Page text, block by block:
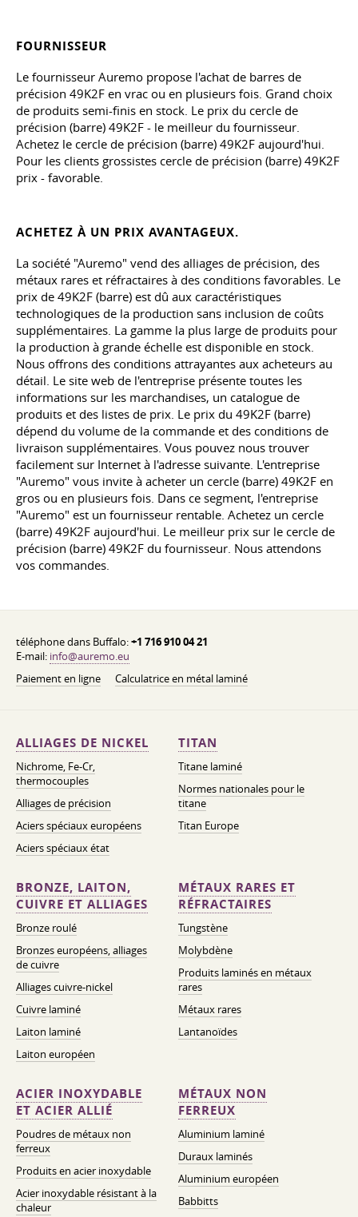
FOURNISSEUR
Le fournisseur Auremo propose l'achat de barres de
précision 49K2F en vrac ou en plusieurs fois. Grand choix
de produits semi-finis en stock. Le prix du cercle de
précision (barre) 49K2F - le meilleur du fournisseur.
Achetez le cercle de précision (barre) 49K2F aujourd'hui.
Pour les clients grossistes cercle de précision (barre) 49K2F
prix - favorable.
ACHETEZ À UN PRIX AVANTAGEUX.
La société "Auremo" vend des alliages de précision, des
métaux rares et réfractaires à des conditions favorables. Le
prix de 49K2F (barre) est dû aux caractéristiques
technologiques de la production sans inclusion de coûts
supplémentaires. La gamme la plus large de produits pour
la production à grande échelle est disponible en stock.
Nous offrons des conditions attrayantes aux acheteurs au
détail. Le site web de l'entreprise présente toutes les
informations sur les marchandises, un catalogue de
produits et des listes de prix. Le prix du 49K2F (barre)
dépend du volume de la commande et des conditions de
livraison supplémentaires. Vous pouvez nous trouver
facilement sur Internet à l'adresse suivante. L'entreprise
"Auremo" vous invite à acheter un cercle (barre) 49K2F en
gros ou en plusieurs fois. Dans ce segment, l'entreprise
"Auremo" est un fournisseur rentable. Achetez un cercle
(barre) 49K2F aujourd'hui. Le meilleur prix sur le cercle de
précision (barre) 49K2F du fournisseur. Nous attendons
vos commandes.
téléphone dans Buffalo:+1 716 910 04 21
E-mail: info@auremo.eu
Paiement en ligne
Calculatrice en métal laminé
ALLIAGES DE NICKEL
Nichrome, Fe-Cr,
thermocouples
Alliages de précision
Aciers spéciaux européens
Aciers spéciaux état
TITAN
Titane laminé
Normes nationales pour le
titane
Titan Europe
BRONZE, LAITON,
CUIVRE ET ALLIAGES
Bronze roulé
Bronzes européens, alliages
de cuivre
Alliages cuivre-nickel
Cuivre laminé
Laiton laminé
Laiton européen
MÉTAUX RARES ET
RÉFRACTAIRES
Tungstène
Molybdène
Produits laminés en métaux
rares
Métaux rares
Lantanoïdes
ACIER INOXYDABLE
ET ACIER ALLIÉ
Poudres de métaux non
ferreux
Produits en acier inoxydable
Acier inoxydable résistant à la
chaleur
MÉTAUX NON
FERREUX
Aluminium laminé
Duraux laminés
Aluminium européen
Babbitts